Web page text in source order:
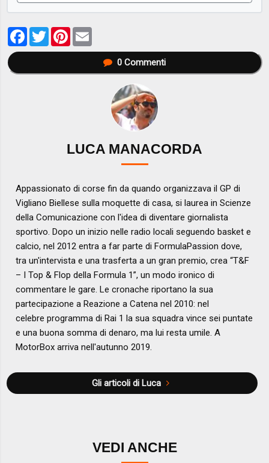
Facebook
TwitterPinterest
0Commenti
LUCA MANACORDA
Appassionato di corse fin da quando organizzava il GP di
Vigliano Biellese sulla moquette di casa, si laurea in Scienze
della Comunicazione con l'idea di diventare giornalista
sportivo. Dopo un inizio nelle radio locali seguendo basket e
calcio, nel 2012 entra a far parte di FormulaPassion dove,
tra un'intervista e una trasferta a un gran premio, crea “T&F
– I Top & Flop della Formula 1”, un modo ironico di
commentare le gare. Le cronache riportano la sua
partecipazione a Reazione a Catena nel 2010: nel
celebre programma di Rai 1 la sua squadra vince sei puntate
e una buona somma di denaro, ma lui resta umile. A
MotorBox arriva nell'autunno 2019.
Gli articoli di Luca
VEDI ANCHE